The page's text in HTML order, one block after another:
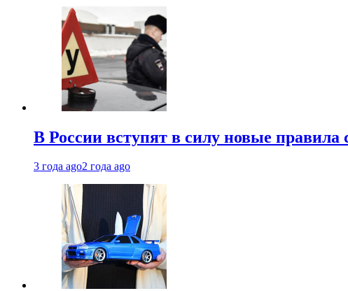
В России вступят в силу новые правила
3 года ago2 года ago